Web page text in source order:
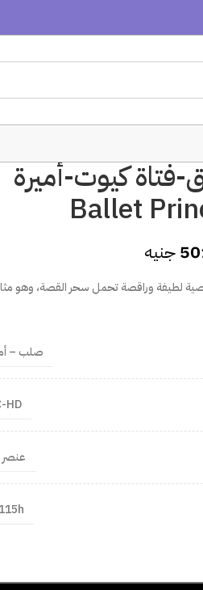
كيوت-أميرة
جنيه
لطيفة وراقصة تحمل سحر القصة، وهو
صلب –
HD
عنصر